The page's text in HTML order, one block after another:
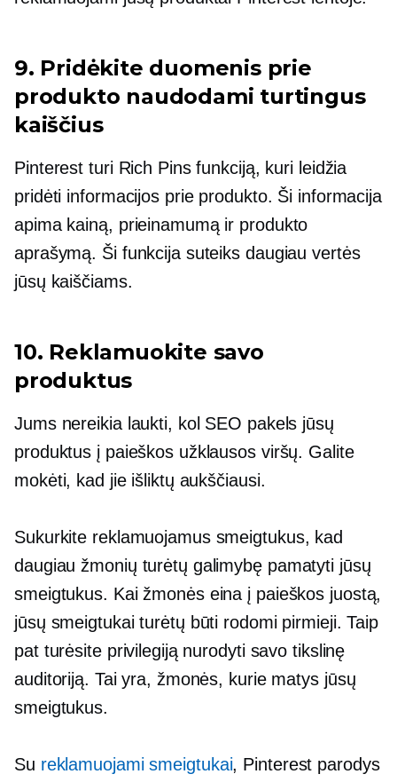
9. Pridėkite duomenis prie
produkto naudodami turtingus
kaiščius
Pinterest turi Rich Pins funkciją, kuri leidžia
pridėti informacijos prie produkto. Ši informacija
apima kainą, prieinamumą ir produkto
aprašymą. Ši funkcija suteiks daugiau vertės
jūsų kaiščiams.
10. Reklamuokite savo
produktus
Jums nereikia laukti, kol SEO pakels jūsų
produktus į paieškos užklausos viršų. Galite
mokėti, kad jie išliktų aukščiausi.
Sukurkite reklamuojamus smeigtukus, kad
daugiau žmonių turėtų galimybę pamatyti jūsų
smeigtukus. Kai žmonės eina į paieškos juostą,
jūsų smeigtukai turėtų būti rodomi pirmieji. Taip
pat turėsite privilegiją nurodyti savo tikslinę
auditoriją. Tai yra, žmonės, kurie matys jūsų
smeigtukus.
Su reklamuojami smeigtukai, Pinterest parodys